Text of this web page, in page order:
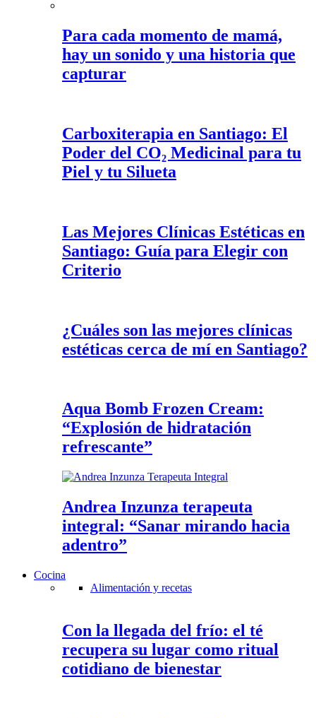
Para cada momento de mamá,
hay un sonido y una historia que
capturar
Carboxiterapia en Santiago: El
Poder del CO₂ Medicinal para tu
Piel y tu Silueta
Las Mejores Clínicas Estéticas en
Santiago: Guía para Elegir con
Criterio
¿Cuáles son las mejores clínicas
estéticas cerca de mí en Santiago?
Aqua Bomb Frozen Cream:
“Explosión de hidratación
refrescante”
Andrea Inzunza terapeuta
integral: “Sanar mirando hacia
adentro”
Cocina
Alimentación y recetas
Con la llegada del frío: el té
recupera su lugar como ritual
cotidiano de bienestar